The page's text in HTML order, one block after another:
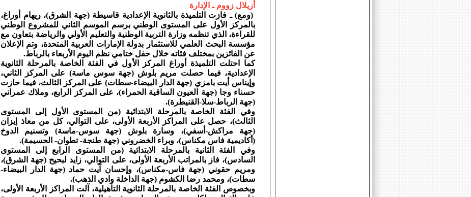
أزيلال زووم ـ الإدارة
(ومع) ـ فازت التلميذة بالثانوية الإعدادية قاسيطة (جهة الشرق)، ريهام أوراغ،
بالمركز الأول على المستوى الوطني برسم الموسم الثاني للمشروع الوطني
للقراءة، الذي تنظمه وزارة التربية الوطنية والتعليم الأولي والرياضة بتعاون مع
مؤسسة البحث العلمي للاستثمار بدولة الإمارات العربية المتحدة، وتم الإعلان
عن الفائزين بمختلف فئاته خلال حفل ختامي نظم اليوم الأربعاء بالرباط.
كما احتلت التلميذة أوراغ المركز الأول في الفئة الخاصة بالمرحلة الثانوية
الإعدادية، فيما حصلت مريم بلوش (جهة سوس ماسة) على المركز الثاني،
وإيناس أيت بامزي (جهة الدار البيضاء-سطات) على المركز الثالث، فيما حازت
حسناء وجا (جهة العيون الساقية الحمراء)، على المركز الرابع، وملاك عمراني
(جهة الرباط-سلا-القنيطرة).
وفي الفئة الخاصة بالمرحلة الابتدائية (من المستوى الأول إلى المستوى
الثالث)، حصل على المراكز الأربعة الأولى، على التوالي، كل من معاذ إيزان
(جهة مراكش-أسفي)، وسارة بلوش (جهة سوس-ماسة) وتسنيم الدوخ
(أكاديمية فاس مكناس)، وبراء الخضروني (جهة طنجة- تطوان- الحسيمة).
وفي الفئة الثانية بالمرحلة الابتدائية (من المستوى الرابع إلى المستوى
السادس)، فاز بالمراتب الأربعة الأولى، على التوالي، زايد لبحيح (جهة الشرق)،
ومريم حقوني (جهة فاس-مكناس)، وإحسان آيت حماد (جهة الدار البيضاء-
سطات)، ومحمد رضا الكشوم (جهة الداخلة وادي الذهب).
وبخصوص الفئة الخاصة بالمرحلة الثانوية التأهيلية، آلت المراكز الأربعة الأولى،